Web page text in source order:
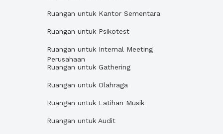
Ruangan untuk Kantor Sementara
Ruangan untuk Psikotest
Ruangan untuk Internal Meeting
Perusahaan
Ruangan untuk Gathering
Ruangan untuk Olahraga
Ruangan untuk Latihan Musik
Ruangan untuk Audit